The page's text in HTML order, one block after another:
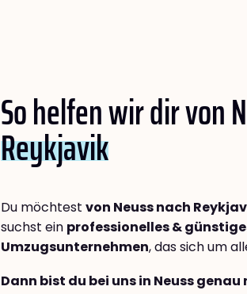
So helfen wir dir von
Reykjavik
Du möchtest von Neuss nach
suchst ein professionelles &
Umzugsunternehmen, das sich um
Dann bist du bei uns in Neuss